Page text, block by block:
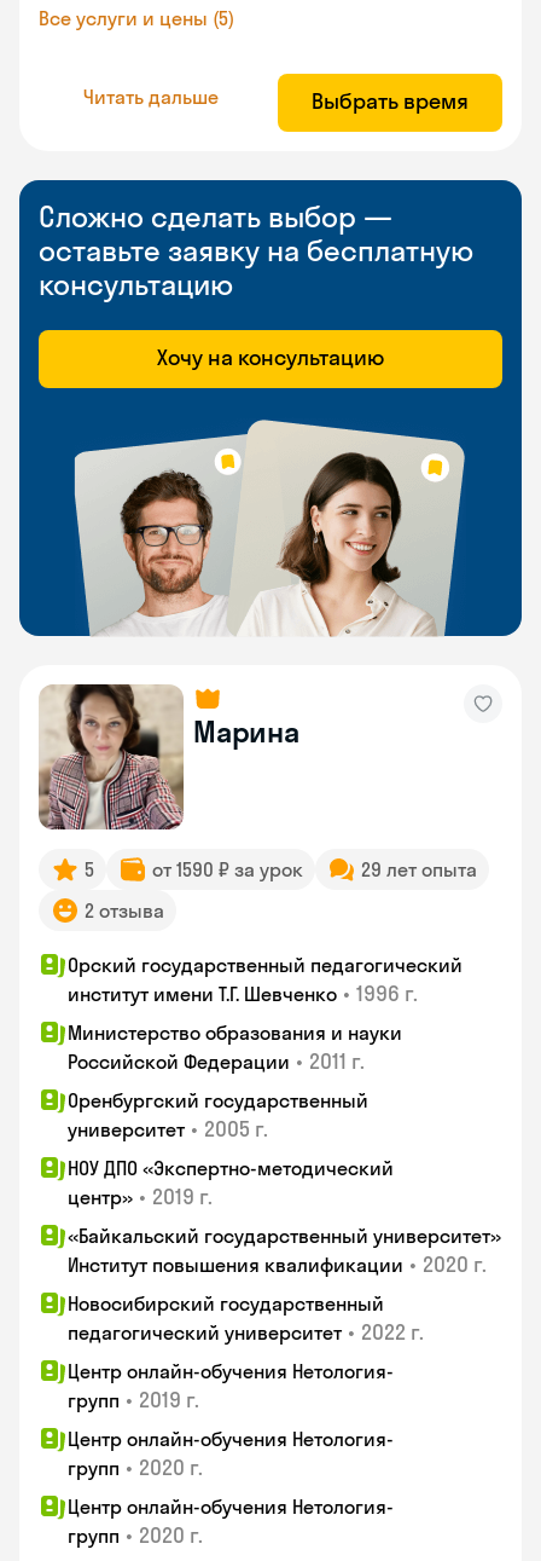
Все услуги и цены (5)
Читать дальше Выбрать время
Сложно сделать выбор —
оставьте заявку на бесплатную
консультацию
Хочу на консультацию
Марина
5 от 1590 ₽ за урок
29 лет опыта
2 отзыва
Орский государственный педагогический
институт имени Т.Г. Шевченко • 1996 г.
Министерство образования и науки
Российской Федерации • 2011 г.
Оренбургский государственный
университет • 2005 г.
НОУ ДПО «Экспертно-методический
центр» • 2019 г.
«Байкальский государственный университет»
Институт повышения квалификации • 2020 г.
Новосибирский государственный
педагогический университет • 2022 г.
Центр онлайн-обучения Нетология-
групп • 2019 г.
Центр онлайн-обучения Нетология-
групп • 2020 г.
Центр онлайн-обучения Нетология-
групп • 2020 г.